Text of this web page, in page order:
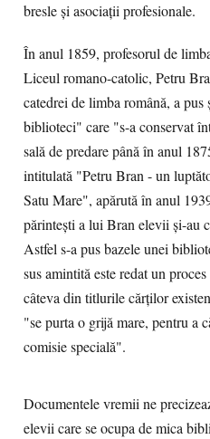
bresle şi asociaţii profesionale.
În anul 1859, profesorul de
Liceul romano-catolic, Petru
catedrei de limba română, a
biblioteci" care "s-a conservat
sală de predare până în anul
intitulată "Petru Bran - un
Satu Mare", apărută în anul
părinteşti a lui Bran elevii şi-au
Astfel s-a pus bazele unei
sus amintită este redat un
câteva din titlurile cărţilor
"se purta o grijă mare, pentru a
comisie specială".
Documentele vremii ne
elevii care se ocupa de mica